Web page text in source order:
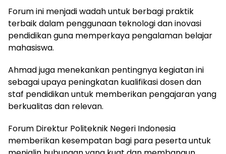
Forum ini menjadi wadah untuk berbagi praktik
terbaik dalam penggunaan teknologi dan inovasi
pendidikan guna memperkaya pengalaman belajar
mahasiswa.
Ahmad juga menekankan pentingnya kegiatan ini
sebagai upaya peningkatan kualifikasi dosen dan
staf pendidikan untuk memberikan pengajaran yang
berkualitas dan relevan.
Forum Direktur Politeknik Negeri Indonesia
memberikan kesempatan bagi para peserta untuk